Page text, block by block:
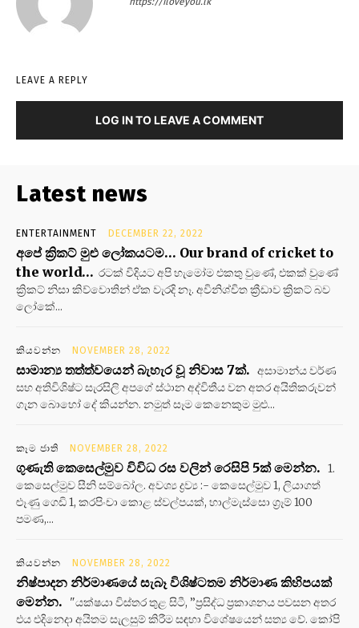
LEAVE A REPLY
LOG IN TO LEAVE A COMMENT
Latest news
ENTERTAINMENT DECEMBER 22, 2022
අපේ ක්‍රිකට් මුළු ලෝකයටම… Our brand of cricket to
the world… රටක් විදියට අපි හැමෝම එකතු වුණේ, එකක් වුණේ
ක්‍රිකට් නිසා කිව්වොතින් ඒක වැරදි නෑ. අවිනිශ්චිත ක්‍රීඩාව ක්‍රිකට් බව
ලෝකේ...
කියවන්න NOVEMBER 28, 2022
සාමාන්‍ය තත්ත්වයෙන් බැහැර වූ නිවාස 7ක්. අසාමාන්ය වර්ණ
සහ අතිවිශිෂ්ට සැරසිලි අපගේ ස්ථාන අද්විතීය වන අතර අයිතිකරුවන්
ගැන බොහෝ දේ කියන්න. නමුත් සෑම කෙනෙකුම මුළු...
කෑම ජාති NOVEMBER 28, 2022
ගුණැති කෙසෙල්මුව විවිධ රස වලින් රෙසිපි 5ක් මෙන්න. 1.
කෙසෙල්මුව සීනි සම්බෝල. අවශ්‍ය ද්‍රව්‍ය :- කෙසෙල්මුව 1, ලියාගත්
ළූණු ගෙඩි 1, කරපිංචා කොළ ස්වල්පයක්, හාල්මැස්සො ග්‍රෑම් 100
පමණ,...
කියවන්න NOVEMBER 28, 2022
නිෂ්පාදන නිර්මාණයේ සැබෑ විශිෂ්ටතම නිර්මාණ කිහිපයක්
මෙන්න.
"යක්ෂයා විස්තර තුළ සිටී, ”ප්‍රසිද්ධ ප්‍රකාශනය පවසන අතර
එය එදිනෙදා අයිතම සැලසුම් කිරීම සඳහා විශේෂයෙන් සත්‍ය වේ. කෝපි